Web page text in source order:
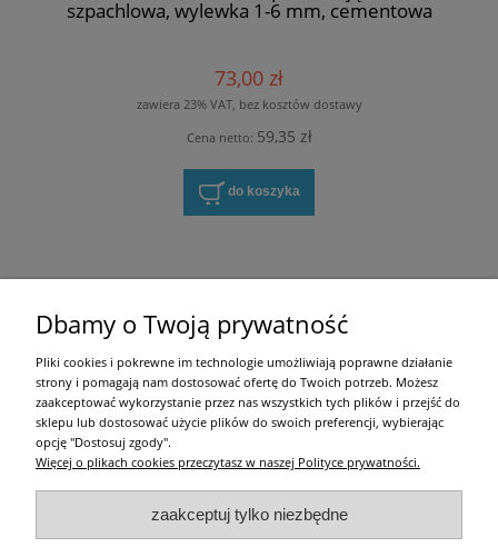
szpachlowa, wylewka 1-6 mm, cementowa
73,00 zł
zawiera 23% VAT, bez kosztów dostawy
Cena netto: 59,35 zł
do koszyka
Pomoc
Moje konto
w tym dotyczące pozyskiwania i przetwarzania danych osobowych
zgodnie z obowiązującym rozporządzeniem RODO.
Dbamy o Twoją prywatność
Pliki cookies i pokrewne im technologie umożliwiają poprawne działanie
strony i pomagają nam dostosować ofertę do Twoich potrzeb. Możesz
zaakceptować wykorzystanie przez nas wszystkich tych plików i przejść do
sklepu lub dostosować użycie plików do swoich preferencji, wybierając
opcję "Dostosuj zgody".
Więcej o plikach cookies przeczytasz w naszej Polityce prywatności.
zaakceptuj tylko niezbędne